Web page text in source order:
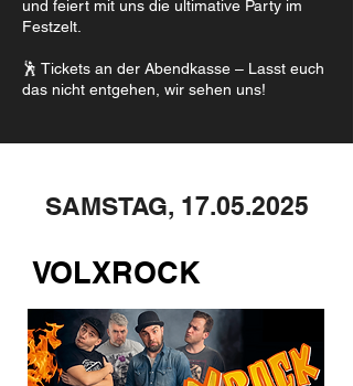
und feiert mit uns die ultimative Party im
Festzelt.
🕺 Tickets an der Abendkasse – Lasst euch
das nicht entgehen, wir sehen uns!
SAMSTAG, 17.05.2025
VOLXROCK